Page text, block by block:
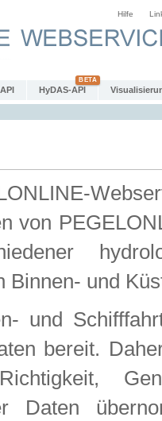
Hilfe
HyDAS-API
von
Binnen- und
und
bereit.
Daten